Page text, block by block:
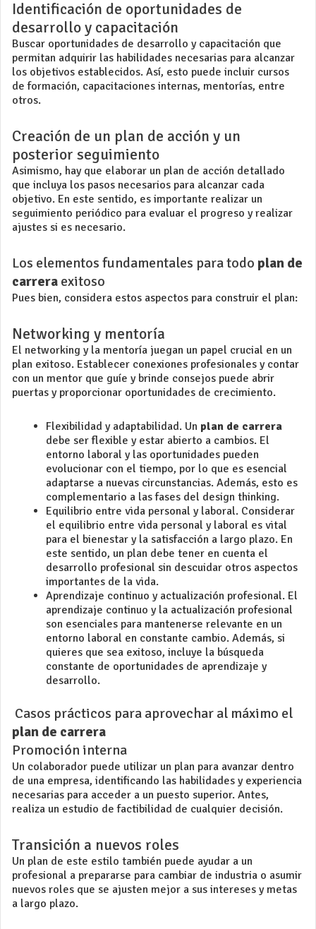
Identificación de oportunidades de
desarrollo y capacitación
Buscar oportunidades de desarrollo y capacitación que
permitan adquirir las habilidades necesarias para alcanzar
los objetivos establecidos. Así, esto puede incluir cursos
de formación, capacitaciones internas, mentorías, entre
otros.
Creación de un plan de acción y un
posterior seguimiento
Asimismo, hay que elaborar un plan de acción detallado
que incluya los pasos necesarios para alcanzar cada
objetivo. En este sentido, es importante realizar un
seguimiento periódico para evaluar el progreso y realizar
ajustes si es necesario.
Los elementos fundamentales para todo plan de
carrera exitoso
Pues bien, considera estos aspectos para construir el plan:
Networking y mentoría
El networking y la mentoría juegan un papel crucial en un
plan exitoso. Establecer conexiones profesionales y contar
con un mentor que guíe y brinde consejos puede abrir
puertas y proporcionar oportunidades de crecimiento.
Flexibilidad y adaptabilidad. Un plan de carrera
debe ser flexible y estar abierto a cambios. El
entorno laboral y las oportunidades pueden
evolucionar con el tiempo, por lo que es esencial
adaptarse a nuevas circunstancias. Además, esto es
complementario a lasfases del design thinking.
Equilibrio entre vida personal y laboral. Considerar
el equilibrio entre vida personal y laboral es vital
para el bienestar y la satisfacción a largo plazo. En
este sentido, un plan debe tener en cuenta el
desarrollo profesional sin descuidar otros aspectos
importantes de la vida.
Aprendizaje continuo y actualización profesional. El
aprendizaje continuo y la actualización profesional
son esenciales para mantenerse relevante en un
entorno laboral en constante cambio. Además, si
quieres que sea exitoso, incluye la búsqueda
constante de oportunidades de aprendizaje y
desarrollo.
Casos prácticos para aprovechar al máximo el
plan de carrera
Promoción interna
Un colaborador puede utilizar un plan para avanzar dentro
de una empresa, identificando las habilidades y experiencia
necesarias para acceder a un puesto superior. Antes,
realiza un estudio de factibilidad de cualquier decisión.
Transición a nuevos roles
Un plan de este estilo también puede ayudar a un
profesional a prepararse para cambiar de industria o asumir
nuevos roles que se ajusten mejor a sus intereses y metas
a largo plazo.